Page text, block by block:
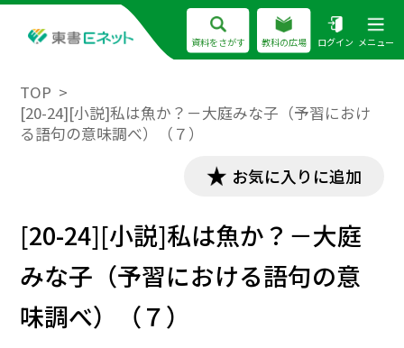
資料をさがす 教科の広場 ログイン メニュー
TOP
[20-24][小説]私は魚か？－大庭みな子（予習におけ
る語句の意味調べ）（７）
お気に入りに追加
[20-24][小説]私は魚か？－大庭
みな子（予習における語句の意
味調べ）（７）